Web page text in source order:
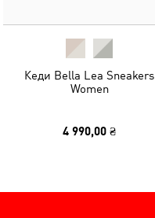
Кеди Bella Lea Sneakers
Women
4 990,00 ₴